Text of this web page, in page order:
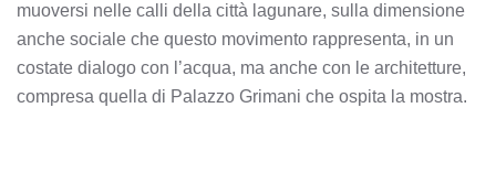
muoversi nelle calli della città lagunare, sulla dimensione
anche sociale che questo movimento rappresenta, in un
costate dialogo con l’acqua, ma anche con le architetture,
compresa quella di Palazzo Grimani che ospita la mostra.